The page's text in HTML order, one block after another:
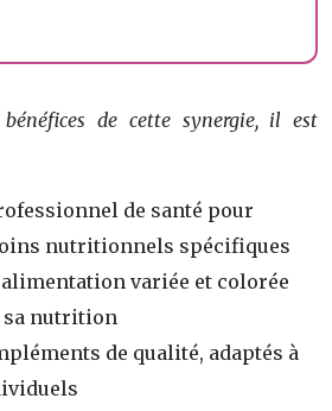
de cette synergie, il est
de santé pour
nutritionnels spécifiques
variée et colorée
sa nutrition
de qualité, adaptés à